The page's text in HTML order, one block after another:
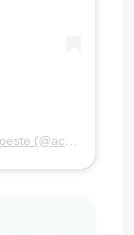
Um post compartilhado por Achei Sudoeste (@acheisudoesteoficial)